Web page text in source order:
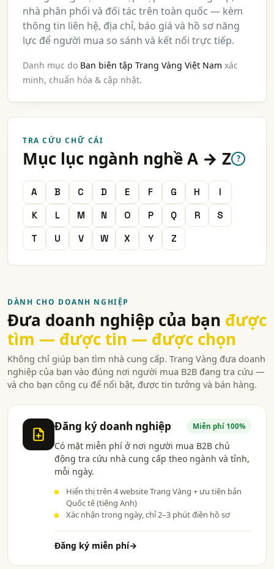
nhà phân phối và đối tác trên toàn quốc — kèm
thông tin liên hệ, địa chỉ, báo giá và hồ sơ năng
lực để người mua so sánh và kết nối trực tiếp.
Danh mục do Ban biên tập Trang Vàng Việt Nam xác
minh, chuẩn hóa & cập nhật.
TRA CỨU CHỮ CÁI
Mục lục ngành nghề A → Z ?
A B C D E F G H
I
K
L M N O P Q R
S
T
U V W X Y Z
DÀNH CHO DOANH NGHIỆP
Đưa doanh nghiệp của bạn được
tìm — được tin — được chọn
Không chỉ giúp bạn tìm nhà cung cấp. Trang Vàng đưa doanh
nghiệp của bạn vào đúng nơi người mua B2B đang tra cứu —
và cho bạn công cụ để nổi bật, được tin tưởng và bán hàng.
Đăng ký doanh nghiệp Miễn phí 100%
Có mặt miễn phí ở nơi người mua B2B chủ
động tra cứu nhà cung cấp theo ngành và tỉnh,
mỗi ngày.
Hiển thị trên 4 website Trang Vàng + ưu tiên bản
Quốc tế (tiếng Anh)
Xác nhận trong ngày, chỉ 2–3 phút điền hồ sơ
Đăng ký miễn phí→